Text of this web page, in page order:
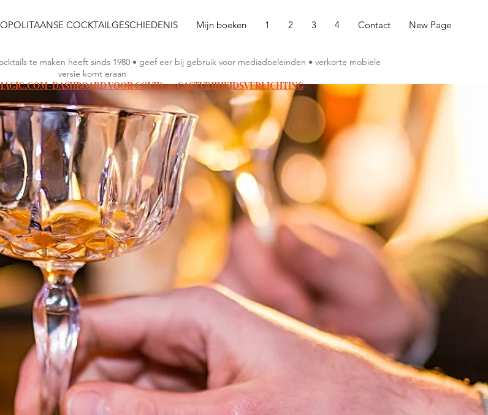
COCKTAILGESCHIEDENIS Mijn boeken 1 2 3 4 Contact New Page
te maken heeft sinds 1980 • geef eer bij gebruik voor mediadoeleinden • verkorte mobiele
versie komt eraan
DASHBOARD VOOR COVID-19 GASTVRIJHEIDSVERLICHTING